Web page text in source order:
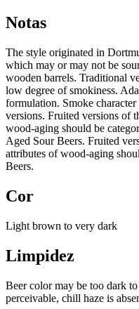
Notas
The style originated in
which may or may not be
wooden barrels. Traditional
low degree of smokiness.
formulation. Smoke
versions. Fruited versions of
wood-aging should be
Aged Sour Beers. Fruited
attributes of wood-aging
Beers.
Cor
Light brown to very dark
Limpidez
Beer color may be too dark
perceivable, chill haze is